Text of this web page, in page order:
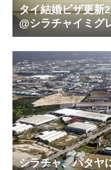
タイ結婚ビザ更新
@シラチャイミグ
シラチャ、パタヤ